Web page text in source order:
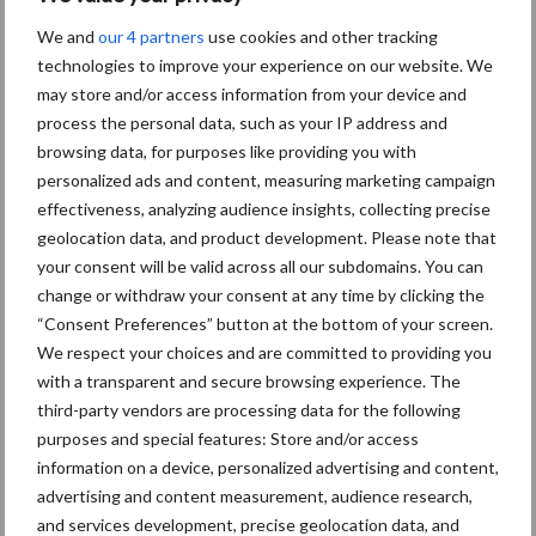
We and our 4 partners use cookies and other tracking
technologies to improve your experience on our website. We
may store and/or access information from your device and
process the personal data, such as your IP address and
browsing data, for purposes like providing you with
personalized ads and content, measuring marketing campaign
effectiveness, analyzing audience insights, collecting precise
geolocation data, and product development. Please note that
your consent will be valid across all our subdomains. You can
change or withdraw your consent at any time by clicking the
“Consent Preferences” button at the bottom of your screen.
We respect your choices and are committed to providing you
with a transparent and secure browsing experience. The
third-party vendors are processing data for the following
purposes and special features: Store and/or access
information on a device, personalized advertising and content,
advertising and content measurement, audience research,
and services development, precise geolocation data, and
Primaire
Sidebar
Recent nieuws Partner nieuws
Diergezondheid Bemesting Fokkerij
Beregening Bijproducten
Toon meer